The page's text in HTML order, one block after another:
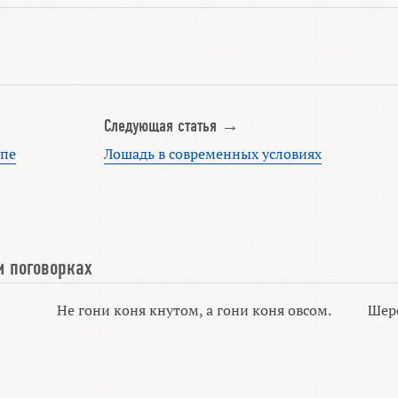
Следующая статья →
Лошадь в современных условиях
Не гони коня кнутом, а гони коня овсом.